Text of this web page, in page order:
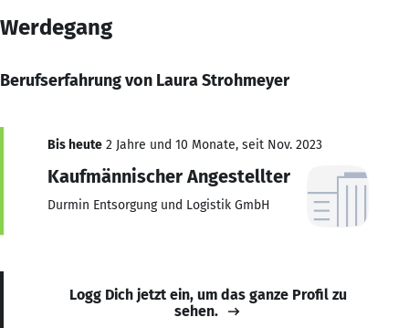
Werdegang
Berufserfahrung von Laura Strohmeyer
Bis heute 2 Jahre und 10 Monate, seit Nov. 2023
Kaufmännischer Angestellter
Durmin Entsorgung und Logistik GmbH
Logg Dich jetzt ein, um das ganze Profil zu
sehen.